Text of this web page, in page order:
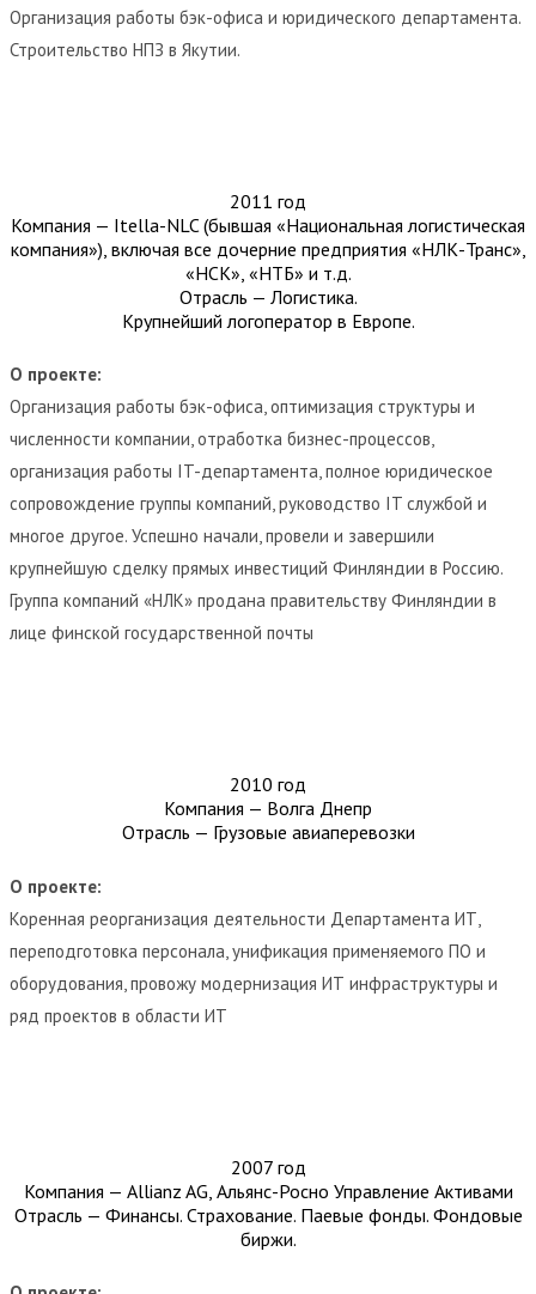
Организация работы бэк-офиса и юридического департамента.
Строительство НПЗ в Якутии.
2011 год
Компания — Itella-NLC (бывшая «Национальная логистическая
компания»), включая все дочерние предприятия «НЛК-Транс»,
«НСК», «НТБ» и т.д.
Отрасль — Логистика.
Крупнейший логоператор в Европе.
О проекте:
Организация работы бэк-офиса, оптимизация структуры и
численности компании, отработка бизнес-процессов,
организация работы IT-департамента, полное юридическое
сопровождение группы компаний, руководство IT службой и
многое другое. Успешно начали, провели и завершили
крупнейшую сделку прямых инвестиций Финляндии в Россию.
Группа компаний «НЛК» продана правительству Финляндии в
лице финской государственной почты
2010 год
Компания — Волга Днепр
Отрасль — Грузовые авиаперевозки
О проекте:
Коренная реорганизация деятельности Департамента ИТ,
переподготовка персонала, унификация применяемого ПО и
оборудования, провожу модернизация ИТ инфраструктуры и
ряд проектов в области ИТ
2007 год
Компания — Allianz AG, Альянс-Росно Управление Активами
Отрасль — Финансы. Страхование. Паевые фонды. Фондовые
биржи.